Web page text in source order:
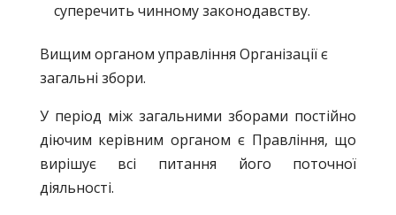
суперечить чинному законодавству.
Вищим органом управління Організації є
загальні збори.
У період між загальними зборами постійно
діючим керівним органом є Правління, що
вирішує всі питання його поточної
діяльності.